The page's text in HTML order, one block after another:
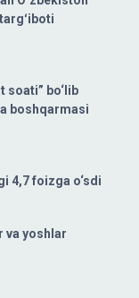
soati” bo‘lib
boshqarmasi
4,7 foizga o‘sdi
va yoshlar